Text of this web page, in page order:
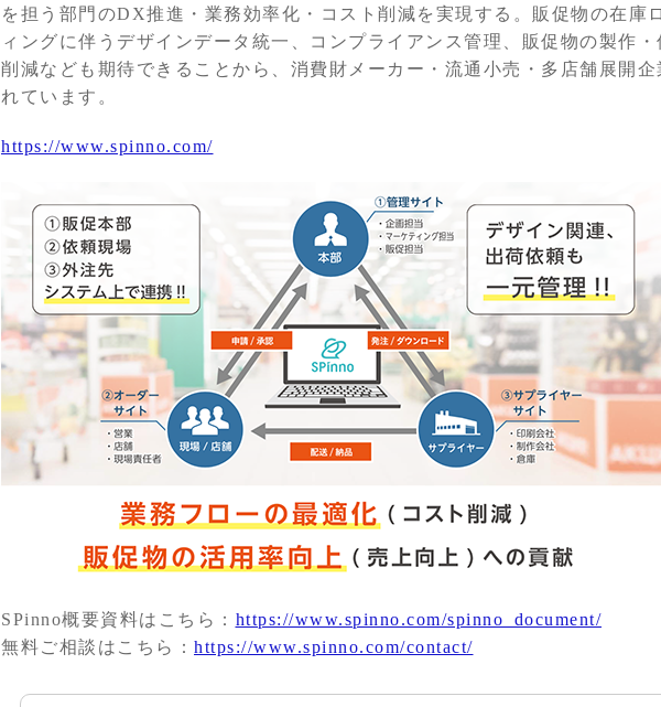
を担う部門のDX推進・業務効率化・コスト削減を実現する。販促物の在庫
ィングに伴うデザインデータ統一、コンプライアンス管理、販促物の製作
削減なども期待できることから、消費財メーカー・流通小売・多店舗展開
れています。
https://www.spinno.com/
SPinno概要資料はこちら： https://www.spinno.com/spinno_document/
無料ご相談はこちら： https://www.spinno.com/contact/